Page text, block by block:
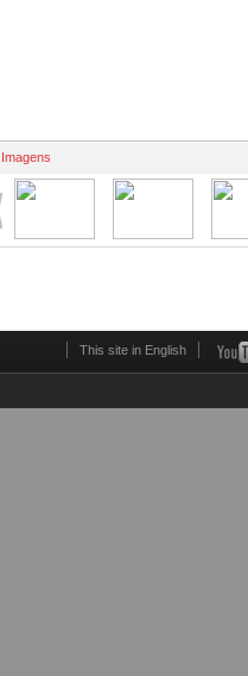
Imagens
This site in English